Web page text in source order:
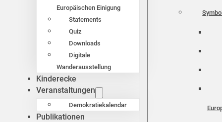
Europäischen Einigung
Statements
Quiz
Downloads
Digitale
Wanderausstellung
Kinderecke
Veranstaltungen
Demokratiekalendar
Publikationen